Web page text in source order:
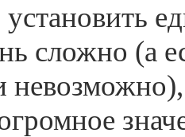
сложно (а